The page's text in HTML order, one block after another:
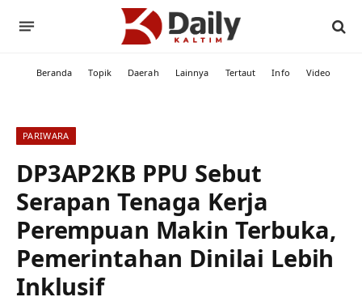
Beranda Topik Daerah Lainnya Tertaut Info Video
PARIWARA
DP3AP2KB PPU Sebut
Serapan Tenaga Kerja
Perempuan Makin Terbuka,
Pemerintahan Dinilai Lebih
Inklusif